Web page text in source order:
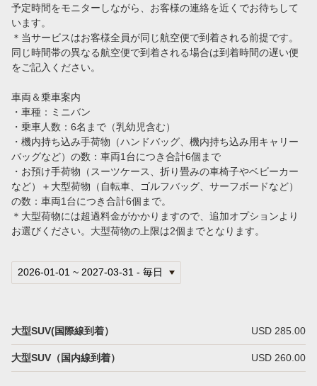
ホノルル空港でのWiFi使用方法
ホノルル空港のタクシー乗車場所のご案内
ハワイの空港送迎でタクシーをおすすめする3つの理由
会社案内
言語
日本語
予定時間をモニターしながら、お客様の連絡を近くでお待ちして
います。
＊当サービスはお客様全員が同じ航空便で到着される前提です。
同じ時間帯の異なる航空便で到着される場合は到着時間の遅い便
をご記入ください。
車両＆乗車案内
・車種：ミニバン
・乗車人数：6名まで（乳幼児含む）
・機内持ち込み手荷物（ハンドバッグ、機内持ち込み用キャリー
バッグなど）の数：車両1台につき合計6個まで
・お預け手荷物（スーツケース、折り畳みの車椅子やベビーカー
など）＋大型荷物（自転車、ゴルフバッグ、サーフボードなど）
の数：車両1台につき合計6個まで。
＊大型荷物には超過料金がかかりますので、追加オプションより
お選びください。大型荷物の上限は2個までとなります。
大型SUV(国際線到着） USD 285.00
大型SUV（国内線到着） USD 260.00